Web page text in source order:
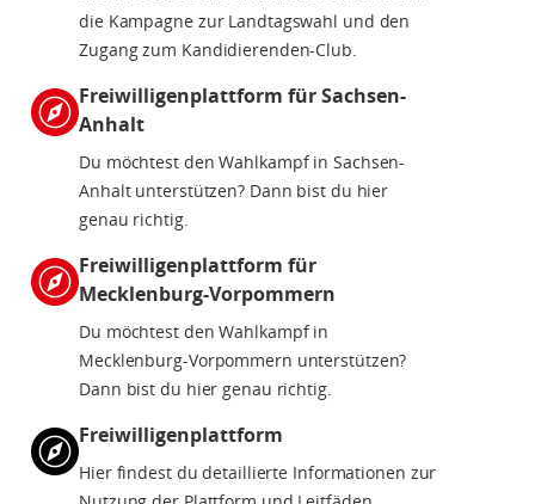
die Kampagne zur Landtagswahl und den
Zugang zum Kandidierenden-Club.
Freiwilligenplattform für Sachsen-
Anhalt
Du möchtest den Wahlkampf in Sachsen-
Anhalt unterstützen? Dann bist du hier
genau richtig.
Freiwilligenplattform für
Mecklenburg-Vorpommern
Du möchtest den Wahlkampf in
Mecklenburg-Vorpommern unterstützen?
Dann bist du hier genau richtig.
Freiwilligenplattform
Hier findest du detaillierte Informationen zur